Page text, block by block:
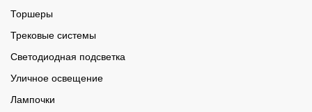
Торшеры
Трековые системы
Светодиодная подсветка
Уличное освещение
Лампочки